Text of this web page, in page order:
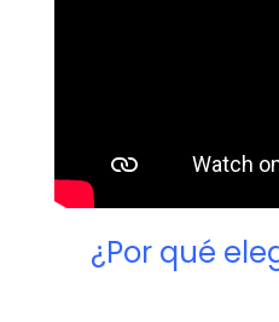
¿Por qué